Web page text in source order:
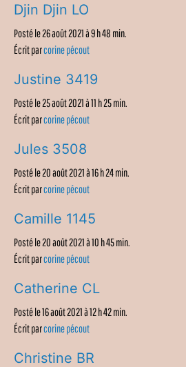
Djin Djin LO
Posté le 26 août 2021 à 9 h 48 min.
Écrit parcorine pécout
Justine 3419
Posté le 25 août 2021 à 11 h 25 min.
Écrit parcorine pécout
Jules 3508
Posté le 20 août 2021 à 16 h 24 min.
Écrit parcorine pécout
Camille 1145
Posté le 20 août 2021 à 10 h 45 min.
Écrit parcorine pécout
Catherine CL
Posté le 16 août 2021 à 12 h 42 min.
Écrit parcorine pécout
Christine BR